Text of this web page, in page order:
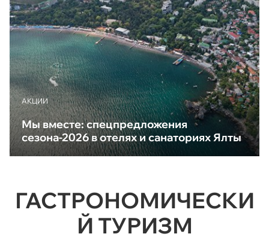
АКЦИИ
Мы вместе: спецпредложения
сезона-2026 в отелях и санаториях Ялты
ГАСТРОНОМИЧЕСКИ
Й ТУРИЗМ